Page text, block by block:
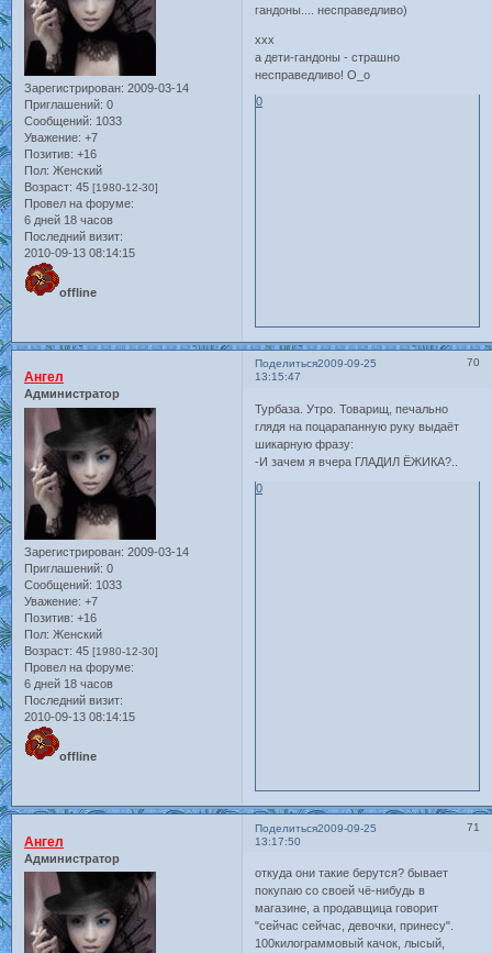
Зарегистрирован: 2009-03-14
Приглашений: 0
Сообщений: 1033
Уважение: +7
Позитив: +16
Пол: Женский
Возраст: 45 [1980-12-30]
Провел на форуме:
6 дней 18 часов
Последний визит:
2010-09-13 08:14:15
offline
гандоны.... несправедливо)
xxx
а дети-гандоны - страшно
несправедливо! О_о
0
Поделиться 70
2009-09-25
13:15:47
Ангел
Администратор
Зарегистрирован: 2009-03-14
Приглашений: 0
Сообщений: 1033
Уважение: +7
Позитив: +16
Пол: Женский
Возраст: 45 [1980-12-30]
Провел на форуме:
6 дней 18 часов
Последний визит:
2010-09-13 08:14:15
offline
Турбаза. Утро. Товарищ, печально
глядя на поцарапанную руку выдаёт
шикарную фразу:
-И зачем я вчера ГЛАДИЛ ЁЖИКА?..
0
Поделиться 71
2009-09-25
13:17:50
Ангел
Администратор
откуда они такие берутся? бывает
покупаю со своей чё-нибудь в
магазине, а продавщица говорит
"сейчас сейчас, девочки, принесу".
100килограммовый качок, лысый,